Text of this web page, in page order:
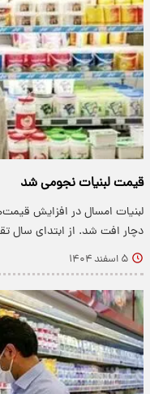
قیمت لبنیات نجومی شد
لبنیات امسال در افزایش
دچار افت شد. از ابتدای سال
۵ اسفند ۱۴۰۴